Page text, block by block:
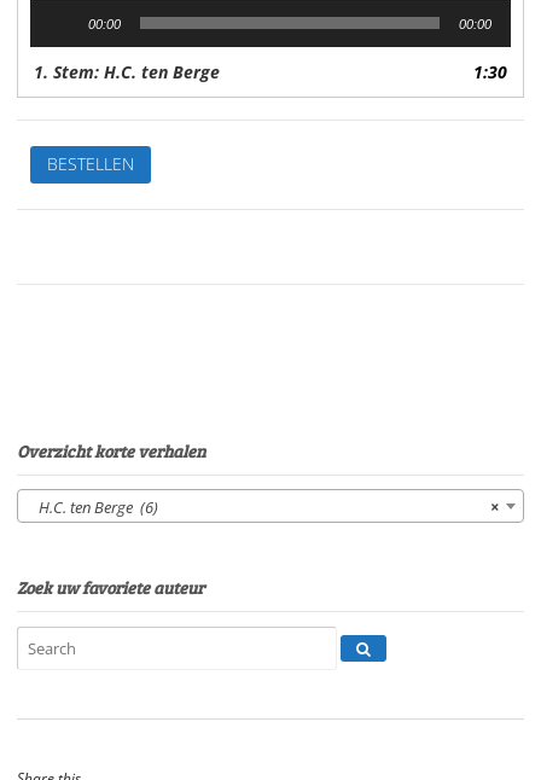
00:00 00:00
1. Stem: H.C. ten Berge 1:30
De
honkvaste
reizigerVan:
BergeStem:
BESTELLEN
Overzicht korte verhalen
×
H.C. ten Berge (6)
Zoek uw favoriete auteur